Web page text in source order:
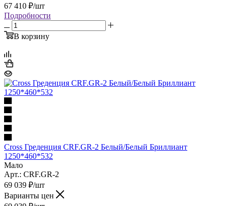
67 410 ₽/шт
Подробности
В корзину
Cross Греденция CRF.GR-2 Белый/Белый Бриллиант
1250*460*532
Мало
Арт.: CRF.GR-2
69 039 ₽/шт
Варианты цен